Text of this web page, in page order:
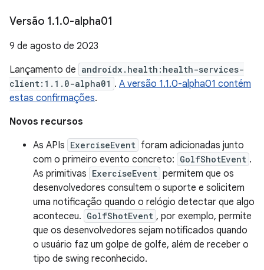
Versão 1.1.0-alpha01
9 de agosto de 2023
Lançamento de androidx.health:health-services-
client:1.1.0-alpha01 . A versão 1.1.0-alpha01 contém
estas confirmações.
Novos recursos
As APIs ExerciseEvent foram adicionadas junto
com o primeiro evento concreto: GolfShotEvent .
As primitivas ExerciseEvent permitem que os
desenvolvedores consultem o suporte e solicitem
uma notificação quando o relógio detectar que algo
aconteceu. GolfShotEvent , por exemplo, permite
que os desenvolvedores sejam notificados quando
o usuário faz um golpe de golfe, além de receber o
tipo de swing reconhecido.